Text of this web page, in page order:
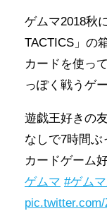
ゲムマ2018秋
TACTICS」の
カードを使っ
っぽく戦うゲ
遊戯王好きの
なしで7時間ぶ
カードゲーム
ゲムマ #ゲム